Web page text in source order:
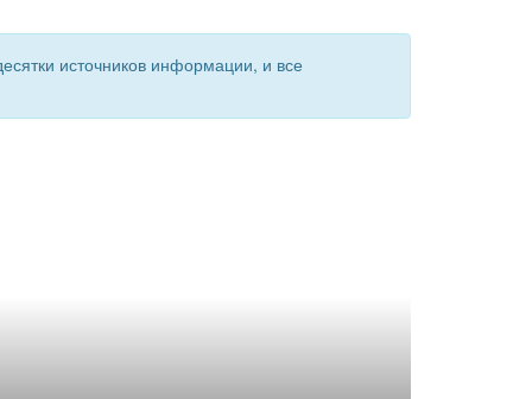
источников информации, и все